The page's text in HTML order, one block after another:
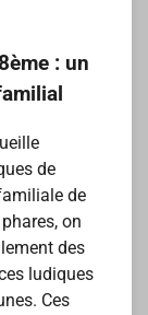
: un
de
de
on
des
ludiques
Ces